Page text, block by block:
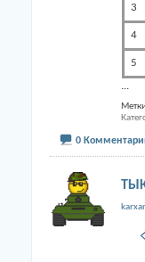
3
4
5
0